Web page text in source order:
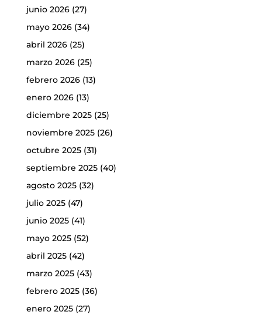
junio 2026(27)
mayo 2026(34)
abril 2026(25)
marzo 2026(25)
febrero 2026(13)
enero 2026(13)
diciembre 2025(25)
noviembre 2025(26)
octubre 2025(31)
septiembre 2025(40)
agosto 2025(32)
julio 2025(47)
junio 2025(41)
mayo 2025(52)
abril 2025(42)
marzo 2025(43)
febrero 2025(36)
enero 2025(27)